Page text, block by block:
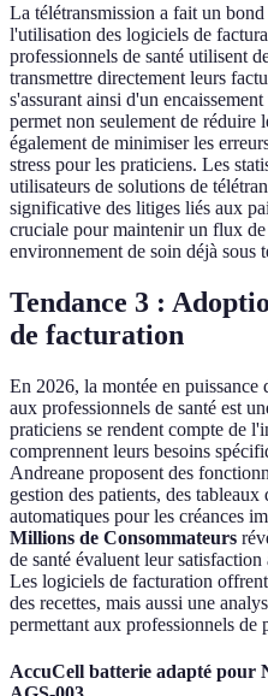
La télétransmission a fait un
l'utilisation des logiciels de
professionnels de santé utilisent
transmettre directement leurs
s'assurant ainsi d'un
permet non seulement de réduire
également de minimiser les
stress pour les praticiens. Les
utilisateurs de solutions de
significative des litiges liés aux
cruciale pour maintenir un flux de
environnement de soin déjà sous
Tendance 3 :
de facturation
En 2026, la montée en puissance
aux professionnels de santé est
praticiens se rendent compte de
comprennent leurs besoins
Andreane proposent des
gestion des patients, des
automatiques pour les créances
Millions de Consommateurs
de santé évaluent leur
Les logiciels de facturation
des recettes, mais aussi une
permettant aux professionnels de
AccuCell batterie adapté pour